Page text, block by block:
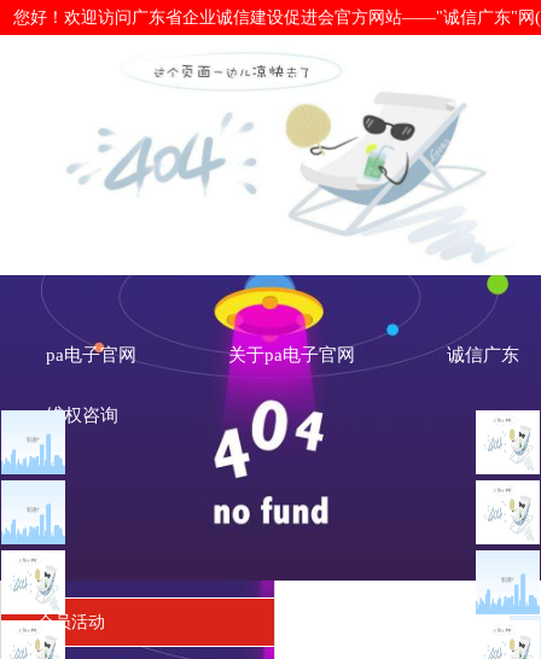
您好！欢迎访问广东省企业诚信建设促进会官方网站——"诚信广东"网
驰建深圳“小汤山” 广钢气体在行动-
pa电子官网 关于pa电子官网 诚信广东
维权咨询
会员风采
会员活动
会员活动